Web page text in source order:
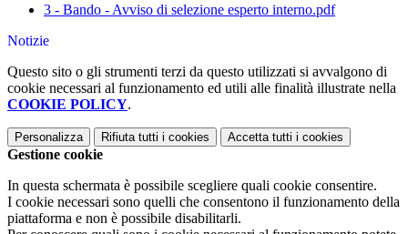
3 - Bando - Avviso di selezione esperto interno.pdf
Notizie
Questo sito o gli strumenti terzi da questo utilizzati si avvalgono di
cookie necessari al funzionamento ed utili alle finalità illustrate nella
COOKIE POLICY.
Personalizza Rifiuta tutti i cookies Accetta tutti i cookies
Gestione cookie
In questa schermata è possibile scegliere quali cookie consentire.
I cookie necessari sono quelli che consentono il funzionamento della
piattaforma e non è possibile disabilitarli.